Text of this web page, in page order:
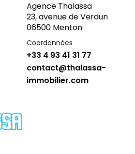
Agence Thalassa
23, avenue de Verdun
06500 Menton
Coordonnées
+33 4 93 41 31 77
contact@thalassa-
immobilier.com